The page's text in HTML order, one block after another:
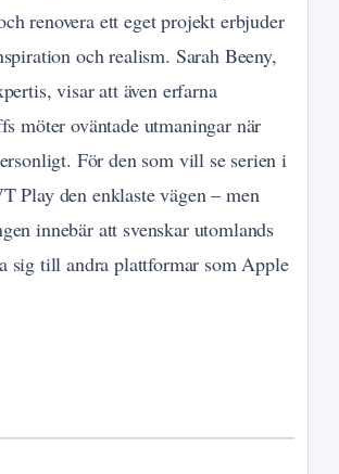
renovera ett eget projekt erbjuder
och realism. Sarah Beeny,
visar att även erfarna
möter oväntade utmaningar när
För den som vill se serien i
Play den enklaste vägen – men
innebär att svenskar utomlands
sig till andra plattformar som Apple